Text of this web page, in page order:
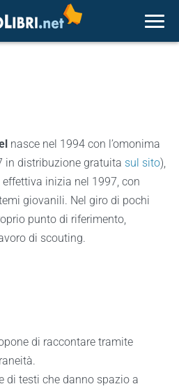
nasce nel 1994 con l’omonima
in distribuzione gratuita sul sito),
inizia nel 1997, con
giovanili. Nel giro di pochi
punto di riferimento,
di scouting.
di raccontare tramite
di testi che danno spazio a